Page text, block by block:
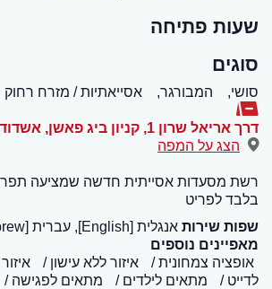
שעות פתיחה
סוגים
סושי, המבורגר, אסייאתיות / מזרח רחוק
דרך אריאל שרון 1, קניון ביג פאשן , אשדוד
הצג על המפה
בלבד לפריט
שפות שירות אנגלית [English], עברית [Hebrew]
מאפיינים נוספים
אופציה צמחונית
איזור ללא עישון
לדייט
מתאים לילדים
מתאים לפגישה